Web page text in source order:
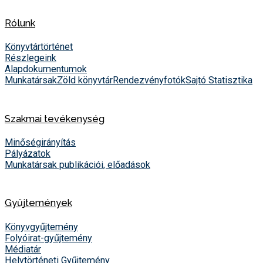
Rólunk
Könyvtártörténet
Részlegeink
Alapdokumentumok
MunkatársakZöld könyvtárRendezvényfotókSajtó Statisztika
Szakmai tevékenység
Minőségirányítás
Pályázatok
Munkatársak publikációi, előadások
Gyűjtemények
Könyvgyűjtemény
Folyóirat-gyűjtemény
Médiatár
Helytörténeti Gyűjtemény